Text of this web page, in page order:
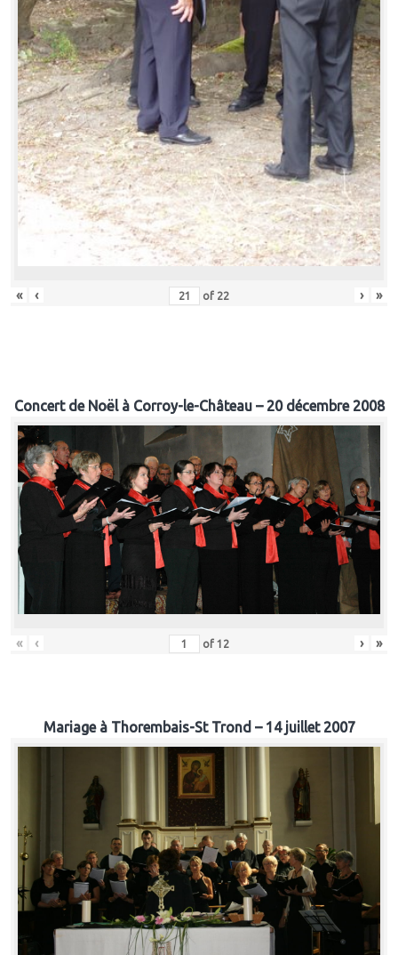
« ‹ of 22 › »
Concert de Noël à Corroy-le-Château – 20 décembre 2008
« ‹ of 12 › »
Mariage à Thorembais-St Trond – 14 juillet 2007